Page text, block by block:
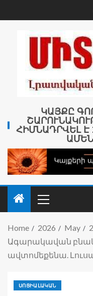
ԿԱՅՔԸ
ՀԻՄՆԱԴՐՎԵԼ Է
ԱՄԵՆ
Home 2026 May
Ագարակավան
ավտոմեքենա.
ՍՈՑԻԱԼԱԿԱՆ